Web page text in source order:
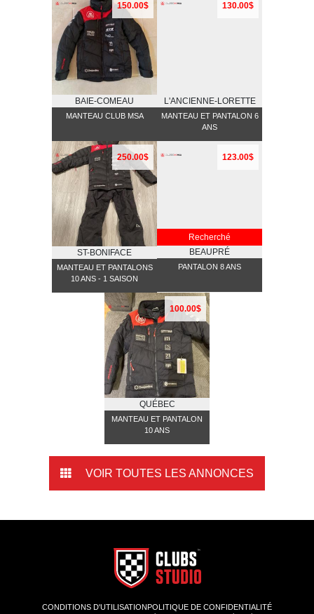
150.00$
BAIE-COMEAU
MANTEAU CLUB MSA
130.00$
L'ANCIENNE-LORETTE
MANTEAU ET PANTALON 6
ANS
250.00$
ST-BONIFACE
MANTEAU ET PANTALONS
10 ANS - 1 SAISON
123.00$
Recherché
BEAUPRÉ
PANTALON 8 ANS
100.00$
QUÉBEC
MANTEAU ET PANTALON
10 ANS
VOIR TOUTES LES ANNONCES
CONDITIONS D'UTILISATIONPOLITIQUE DE CONFIDENTIALITÉ